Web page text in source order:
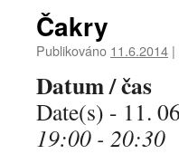
Čakry
Publikováno 11.6.2014 |
Datum / čas
Date(s) - 11.
19:00 - 20:30